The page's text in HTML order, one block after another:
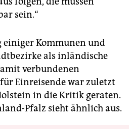
sein.“
einiger Kommunen und
als inländische
verbundenen
Einreisende war zuletzt
in die Kritik geraten.
Pfalz sieht ähnlich aus.